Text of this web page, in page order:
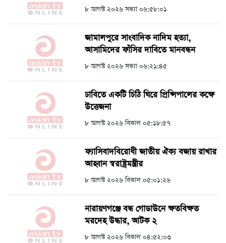
৮ আগস্ট ২০২৬ সন্ধ্যা ০৬:৫৮:০১
জামালপুরে সাংবাদিক নাদিম হত্যা,
আসামিদের ফাঁসির দাবিতে মানবন্ধন
৮ আগস্ট ২০২৬ সন্ধ্যা ০৬:২১:৪৫
ঢাবিতে একটি চিঠি ঘিরে প্রিন্সিপালের কক্ষে
উত্তেজনা
৮ আগস্ট ২০২৬ বিকাল ০৫:১৮:৫৭
ফ্যাসিবাদবিরোধী জাতীয় ঐক্য বজায় রাখার
আহ্বান স্বরাষ্ট্রমন্ত্রীর
৮ আগস্ট ২০২৬ বিকাল ০৫:০১:২৬
নারায়ণগঞ্জে বন্ধ গোডাউনে ক্ষতবিক্ষত
মরদেহ উদ্ধার, আটক ২
৮ আগস্ট ২০২৬ বিকাল ০৪:৫২:০৩